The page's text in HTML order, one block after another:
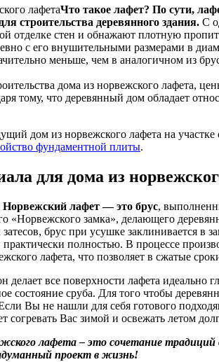
Что такое лафет? По сути,
строительства деревянного здания. С
отделке стен и обнажают плотную
с его внушительными размерами в
меньше, чем в аналогичном из
дома из норвежского лафета,
тому, что деревянный дом обладает
дом из норвежского лафета на
фундаментной плиты.
для дома из
Норвежский лафет — это брус,
«Норвежского замка», делающего
брус при усушке заклинивается в
полностью. В процессе
лафета, что позволяет в сжатые
делает все поверхности лафета
состояние сруба. Для того чтобы
Вы не нашли для себя готового
согревать Вас зимой и освежать летом
лафета – это сочетание традиций
проект в жизнь!